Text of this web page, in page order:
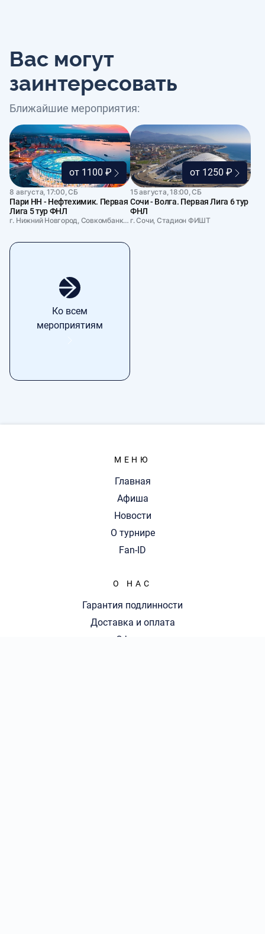
Вас могут
заинтересовать
Ближайшие мероприятия:
от 1100 ₽
8 августа, 17:00, СБ
Пари НН - Нефтехимик. Первая
Лига 5 тур ФНЛ
г. Нижний Новгород, Совкомбанк Арена
от 1250 ₽
15 августа, 18:00, СБ
Сочи - Волга. Первая Лига 6 тур
ФНЛ
г. Сочи, Стадион ФИШТ
Ко всем
мероприятиям
МЕНЮ
Главная
Афиша
Новости
О турнире
Fan-ID
О НАС
Гарантия подлинности
Доставка и оплата
Оферта